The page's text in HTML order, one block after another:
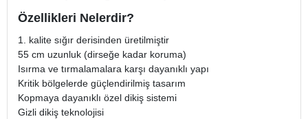
Özellikleri Nelerdir?
1. kalite sığır derisinden üretilmiştir
55 cm uzunluk (dirseğe kadar koruma)
Isırma ve tırmalamalara karşı dayanıklı yapı
Kritik bölgelerde güçlendirilmiş tasarım
Kopmaya dayanıklı özel dikiş sistemi
Gizli dikiş teknolojisi